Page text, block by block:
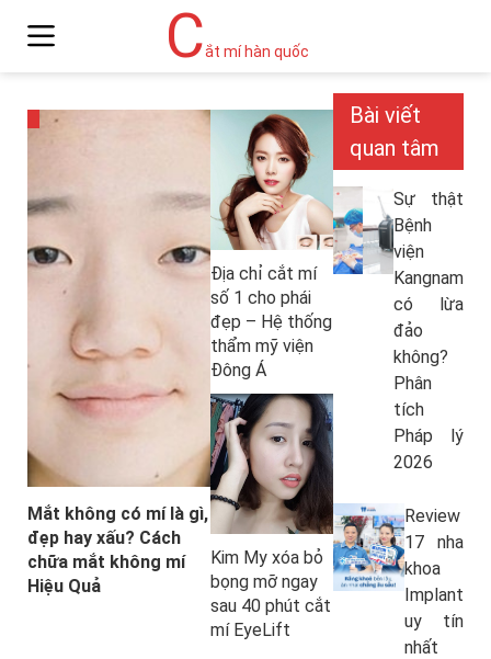
Cắt mí hàn quốc
Mắt không có mí là gì,
đẹp hay xấu? Cách
chữa mắt không mí
Hiệu Quả
Địa chỉ cắt mí
số 1 cho phái
đẹp – Hệ thống
thẩm mỹ viện
Đông Á
Kim My xóa bỏ
bọng mỡ ngay
sau 40 phút cắt
mí EyeLift
Bài viết
quan tâm
Sự thật
Bệnh
viện
Kangnam
có lừa
đảo
không?
Phân
tích
Pháp lý
2026
Review
17 nha
khoa
Implant
uy tín
nhất